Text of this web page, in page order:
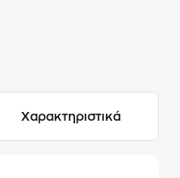
Χαρακτηριστικά